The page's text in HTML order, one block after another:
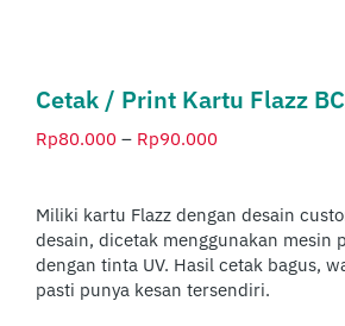
Cetak / Print Kartu Flazz
Rp80.000 – Rp90.000
hingga
Rp90.000
Miliki kartu Flazz dengan desain
desain, dicetak menggunakan mesin
dengan tinta UV. Hasil cetak bagus,
pasti punya kesan tersendiri.